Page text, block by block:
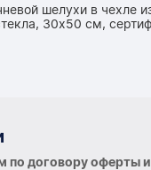
по договору оферты и